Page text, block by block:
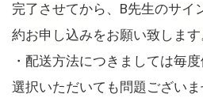
完了させてから、B先生のサイ
約お申し込みをお願い致します
・配送方法につきましては毎
選択いただいても問題ございま